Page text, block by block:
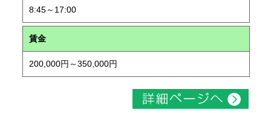
8:45～17:00
賃金
200,000円～350,000円